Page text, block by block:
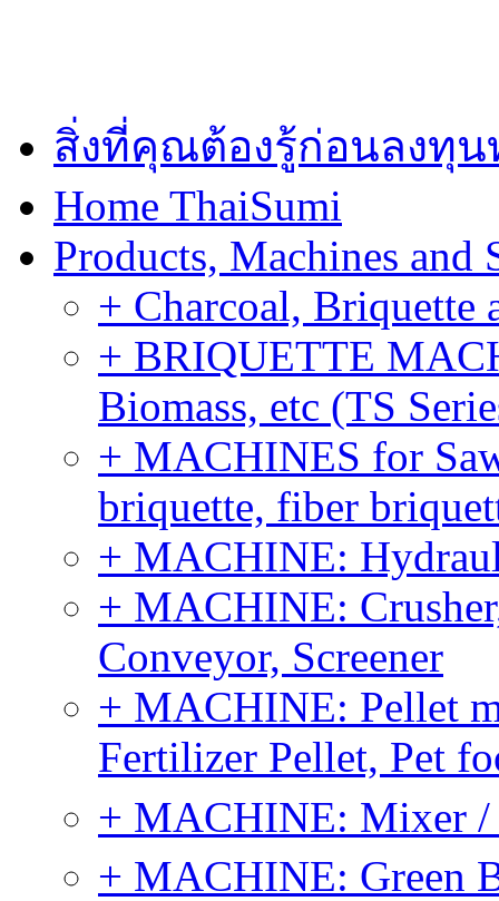
สิ่งที่คุณต้องรู้ก่อนลงทุ
Home ThaiSumi
Products, Machines and
+ Charcoal, Briquette
+ BRIQUETTE
Biomass, etc (TS
+ MACHINES for
briquette, fiber
+ MACHINE:
+ MACHINE:
Conveyor, Screener
+ MACHINE: Pellet
Fertilizer Pellet, Pet
+ MACHINE: Mixer
+ MACHINE: Green